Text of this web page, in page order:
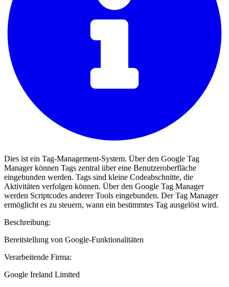
Dies ist ein Tag-Management-System. Über den Google Tag
Manager können Tags zentral über eine Benutzeroberfläche
eingebunden werden. Tags sind kleine Codeabschnitte, die
Aktivitäten verfolgen können. Über den Google Tag Manager
werden Scriptcodes anderer Tools eingebunden. Der Tag Manager
ermöglicht es zu steuern, wann ein bestimmtes Tag ausgelöst wird.
Beschreibung:
Bereitstellung von Google-Funktionalitäten
Verarbeitende Firma:
Google Ireland Limited